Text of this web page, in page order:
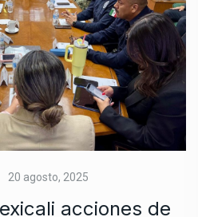
20 agosto, 2025
acciones de